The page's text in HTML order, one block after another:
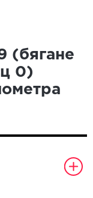
(бягане
0)